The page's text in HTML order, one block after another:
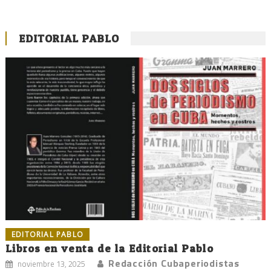
EDITORIAL PABLO
EDITORIAL PABLO
Libros en venta de la Editorial Pablo
noviembre 13, 2025 Redacción Cubaperiodistas